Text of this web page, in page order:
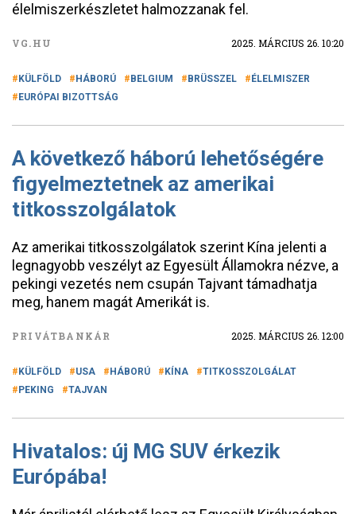
élelmiszerkészletet halmozzanak fel.
VG.HU 2025. MÁRCIUS 26. 10:20
KÜLFÖLD HÁBORÚ BELGIUM BRÜSSZEL
ÉLELMISZER
EURÓPAI BIZOTTSÁG
A következő háború lehetőségére
figyelmeztetnek az amerikai
titkosszolgálatok
Az amerikai titkosszolgálatok szerint Kína jelenti a
legnagyobb veszélyt az Egyesült Államokra nézve, a
pekingi vezetés nem csupán Tajvant támadhatja
meg, hanem magát Amerikát is.
PRIVÁTBANKÁR 2025. MÁRCIUS 26. 12:00
KÜLFÖLD USA HÁBORÚ KÍNA
TITKOSSZOLGÁLAT
PEKING
TAJVAN
Hivatalos: új MG SUV érkezik
Európába!